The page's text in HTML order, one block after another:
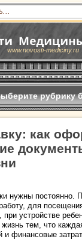
www.novosti-mediciny.ru
рубрику
как
нужны постоянно.
для
при устройстве
тем, что
и финансовые